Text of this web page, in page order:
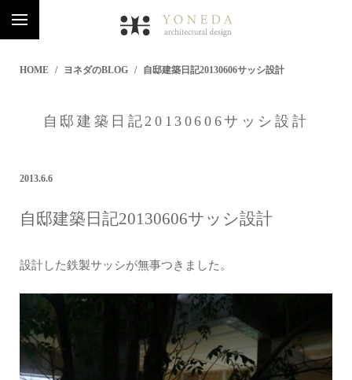
HOME ヨネダのBLOG 自邸建築日記20130606サッシ設計
自邸建築日記20130606サッシ設計
2013.6.6
自邸建築日記20130606サッシ設計
設計した鉄製サッシが無事つきました。